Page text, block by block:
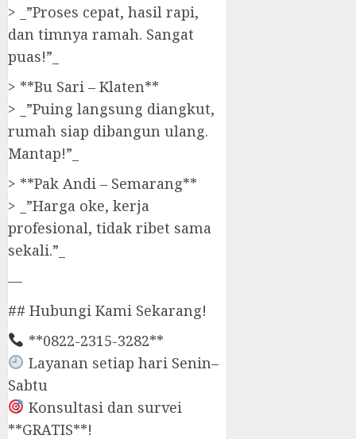
> _”Proses cepat, hasil rapi,
dan timnya ramah. Sangat
puas!”_
> **Bu Sari – Klaten**
> _”Puing langsung diangkut,
rumah siap dibangun ulang.
Mantap!”_
> **Pak Andi – Semarang**
> _”Harga oke, kerja
profesional, tidak ribet sama
sekali.”_
—
## Hubungi Kami Sekarang!
**0822-2315-3282**
Layanan setiap hari Senin–
Sabtu
Konsultasi dan survei
**GRATIS**!